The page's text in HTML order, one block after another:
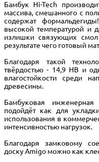
Бамбук Hi-Tech
массива, смешанного с
содержат
высокой температурой и
излишки связующих
результате чего готовый
Благодаря такой
твёрдостью - 14,9 НВ и
влагостойкости среди
древесины.
Бамбуковая
подойдёт как для
использования в
интенсивностью нагрузок.
Благодаря замковому
доску Amigo можно как